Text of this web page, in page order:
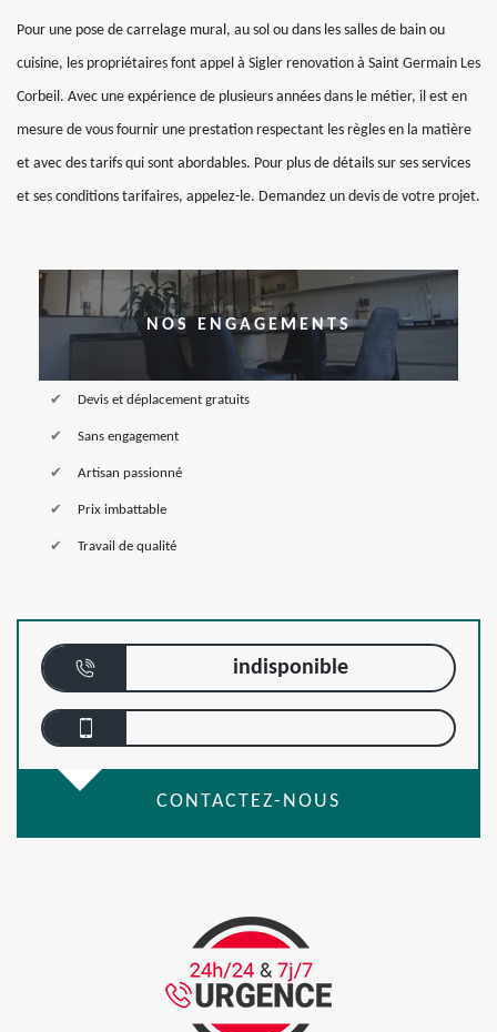
Pour une pose de carrelage mural, au sol ou dans les salles de bain ou
cuisine, les propriétaires font appel à Sigler renovation à Saint Germain Les
Corbeil. Avec une expérience de plusieurs années dans le métier, il est en
mesure de vous fournir une prestation respectant les règles en la matière
et avec des tarifs qui sont abordables. Pour plus de détails sur ses services
et ses conditions tarifaires, appelez-le. Demandez un devis de votre projet.
NOS ENGAGEMENTS
Devis et déplacement gratuits
Sans engagement
Artisan passionné
Prix imbattable
Travail de qualité
indisponible
CONTACTEZ-NOUS